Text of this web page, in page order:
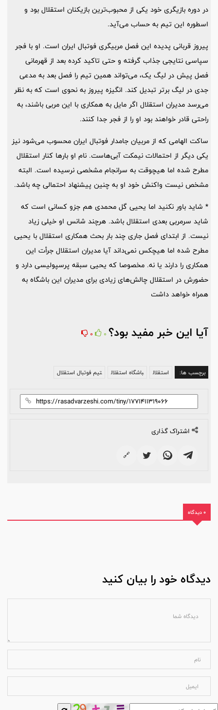
در دوره بازیگری خود یکی از محبوب‌ترین بازیکنان استقلال بود و
اسطوره این تیم به حساب می‌آید.
پیروز قربانی پدیده این فصل مربیگری فوتبال ایران است. او با فجر
سپاسی نتایجی جذاب گرفته و حتی تاکید کرده بعد از قهرمانی
فصل پیش در لیگ یک، می‌تواند همین تیم را فصل بعد به مدعی
جدی در لیگ برتر تبدیل کند. انگیزه پیروز به نحوی است که به نظر
می‌رسد مدیران استقلال اگر مایل به همکاری با این مربی باشند، به
راحتی قادر خواهند بود او را از فجر جدا کنند.
ساکت الهامی که از مربیان جامدار فوتبال ایران محسوب می‌شود نیز
یکی دیگر از احتمالات نیمکت آبی‌هاست. نام او بارها کنار استقلال
مطرح شده اما هیچوقت به سرانجام مشخصی نرسیده است. البته
مشخص نیست واکنش خود او به چنین پیشنهاد احتمالی چه باشد.
* شاید باور نکنید اما یحیی گل محمدی هم جزو کسانی است که
شاید سرمربی بعدی استقلال باشد. هرچند شانس او خیلی زیاد
نیست. از ابتدای فصل جاری چند بار بحث همکاری استقلال با یحیی
مطرح شده اما هیچکس نمی‌داند آیا مدیران استقلال جرأت این
همکاری را دارند یا نه. مخصوصا که یحیی سبقه پرسپولیسی دارد و
حضورش در استقلال چالش‌های زیادی برای مدیران این باشگاه به
همراه خواهد داشت
آیا این خبر مفید بود؟ 0
0
برچسب ها: استقلال باشگاه استقلال تیم فوتبال استقلال
اشتراک گذاری
🔗
0 دیدگاه
دیدگاه خود را بیان کنید